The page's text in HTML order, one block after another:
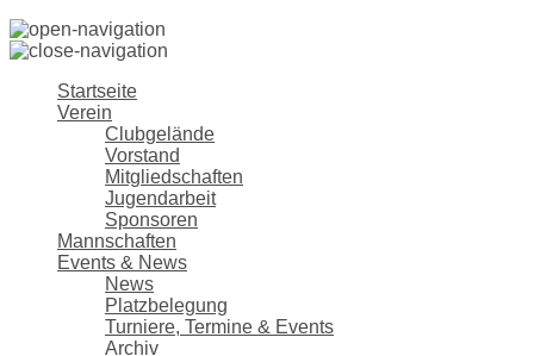
Startseite
Verein
Clubgelände
Vorstand
Mitgliedschaften
Jugendarbeit
Sponsoren
Mannschaften
Events & News
News
Platzbelegung
Turniere, Termine & Events
Archiv